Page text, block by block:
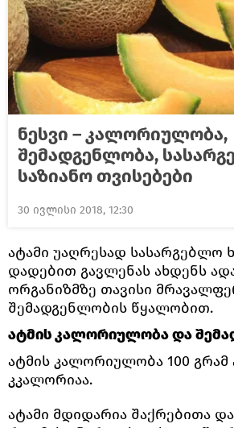
ნესვი – კალორიულობა,
შემადგენლობა,
საზიანო თვისებები
30 ივლისი 2018, 12:30
ატამი უაღრესად სასარგებლო
დადებით გავლენას ახდენს
ორგანიზმზე თავისი
შემადგენლობის წყალობით.
ატმის კალორიულობა და
ატმის კალორიულობა 100
კკალორიაა.
ატამი მდიდარია შაქრებითა